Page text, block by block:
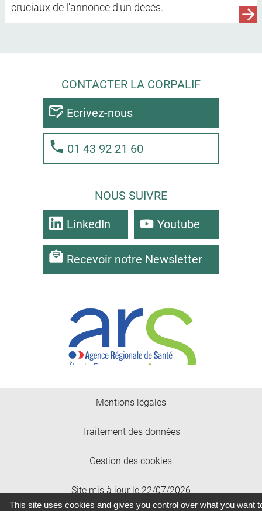
cruciaux de l'annonce d'un décès.
CONTACTER LA CORPALIF
Ecrivez-nous
01 43 92 21 60
NOUS SUIVRE
LinkedIn Youtube
Recevoir notre Newsletter
Mentions légales
Traitement des données
Gestion des cookies
Site mis à jour le 22/07/2026
This site uses cookies and gives you control over what you want